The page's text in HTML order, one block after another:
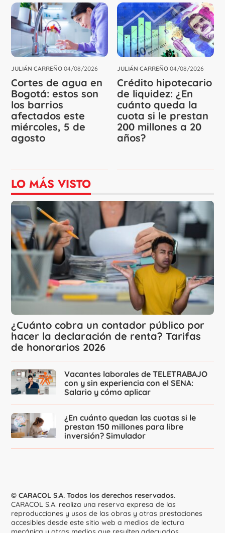
JULIÁN CARREÑO 04/08/2026
Cortes de agua en
Bogotá: estos son
los barrios
afectados este
miércoles, 5 de
agosto
JULIÁN CARREÑO 04/08/2026
Crédito hipotecario
de liquidez: ¿En
cuánto queda la
cuota si le prestan
200 millones a 20
años?
LO MÁS VISTO
¿Cuánto cobra un contador público por
hacer la declaración de renta? Tarifas
de honorarios 2026
Vacantes laborales de TELETRABAJO
con y sin experiencia con el SENA:
Salario y cómo aplicar
¿En cuánto quedan las cuotas si le
prestan 150 millones para libre
inversión? Simulador
© CARACOL S.A. Todos los derechos reservados.
CARACOL S.A. realiza una reserva expresa de las
reproducciones y usos de las obras y otras prestaciones
accesibles desde este sitio web a medios de lectura